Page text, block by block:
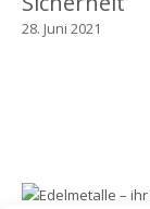
28. Juni 2021